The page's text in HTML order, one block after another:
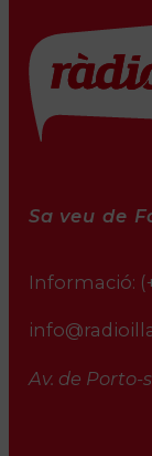
Sa veu de
Informació:
Av. de Porto-